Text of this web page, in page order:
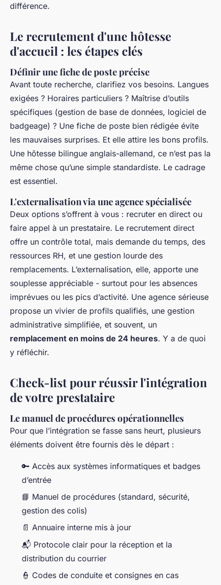
différence.
Le recrutement d'une hôtesse
d'accueil : les étapes clés
Définir une fiche de poste précise
Avant toute recherche, clarifiez vos besoins. Langues
exigées ? Horaires particuliers ? Maîtrise d’outils
spécifiques (gestion de base de données, logiciel de
badgeage) ? Une fiche de poste bien rédigée évite
les mauvaises surprises. Et elle attire les bons profils.
Une hôtesse bilingue anglais-allemand, ce n’est pas la
même chose qu’une simple standardiste. Le cadrage
est essentiel.
L'externalisation via une agence spécialisée
Deux options s’offrent à vous : recruter en direct ou
faire appel à un prestataire. Le recrutement direct
offre un contrôle total, mais demande du temps, des
ressources RH, et une gestion lourde des
remplacements. L’externalisation, elle, apporte une
souplesse appréciable - surtout pour les absences
imprévues ou les pics d’activité. Une agence sérieuse
propose un vivier de profils qualifiés, une gestion
administrative simplifiée, et souvent, un
remplacement en moins de 24 heures. Y a de quoi
y réfléchir.
Check-list pour réussir l'intégration
de votre prestataire
Le manuel de procédures opérationnelles
Pour que l’intégration se fasse sans heurt, plusieurs
éléments doivent être fournis dès le départ :
🔑 Accès aux systèmes informatiques et badges
d’entrée
📘 Manuel de procédures (standard, sécurité,
gestion des colis)
📄 Annuaire interne mis à jour
📬 Protocole clair pour la réception et la
distribution du courrier
👮 Codes de conduite et consignes en cas